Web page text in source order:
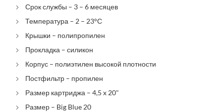
Срок службы – 3 – 6 месяцев
Температура – ​​2 – 23°С
Крышки – полипропилен
Прокладка – силикон
Корпус – полиэтилен высокой плотности
Постфильтр – пропилен
Размер картриджа – 4,5 x 20"
Размер – Big Blue 20